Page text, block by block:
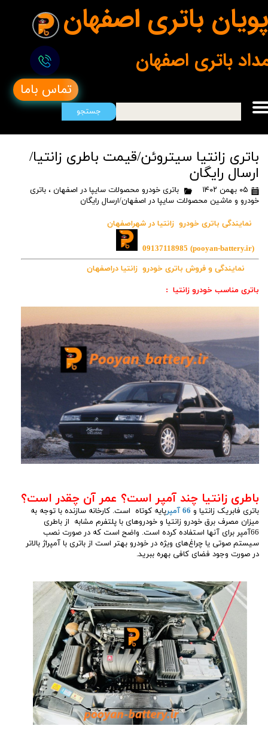
پویان باتری اصفهان
تماس باما
جستجو
باتری اصفهان
باتری زانتیا سیتروئن/قیمت باطری زانتیا/
ارسال رایگان
۰۵ بهمن ۱۴۰۲ باتری خودرو محصولات سایپا در اصفهان ، باتری
خودرو و ماشین محصولات سایپا در اصفهان/ارسال رایگان
نمایندگی باتری خودرو زانتیا در شهراصفهان
(pooyan-battery.ir)
09137118985
نمایندگی و فروش باتری خودرو زانتیا دراصفهان
باتری مناسب خودرو زانتیا :
باطری زانتیا چند آمپر است؟ عمر آن چقدر است؟
باتری فابریک زانتیا و 66 آمپر
پایه کوتاه است. کارخانه سازنده با توجه به
میزان مصرف برق خودرو زانتیا و خودروهای با پلتفرم مشابه از باطری
66آمپر برای آنها استفاده کرده است. واضح است که در صورت نصب
سیستم صوتی یا چراغ‌های ویژه در خودرو بهتر است از باتری با آمپراژ بالاتر
در صورت وجود فضای کافی بهره ببرید.